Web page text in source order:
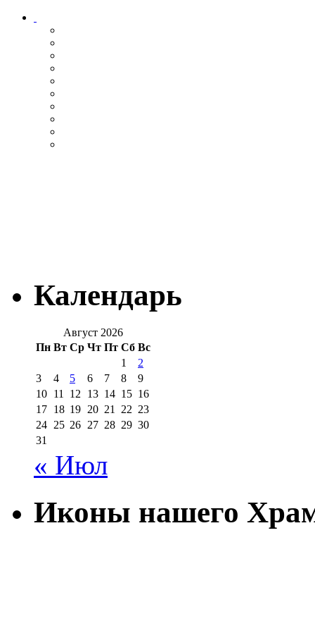
Календарь
Август 2026
Пн Вт Ср Чт Пт Сб Вс
1
2
3
4 5 6 7 8
9
10 11 12 13 14 15 16
17 18 19 20 21 22 23
24 25 26 27 28 29 30
31
« Июл
Иконы нашего